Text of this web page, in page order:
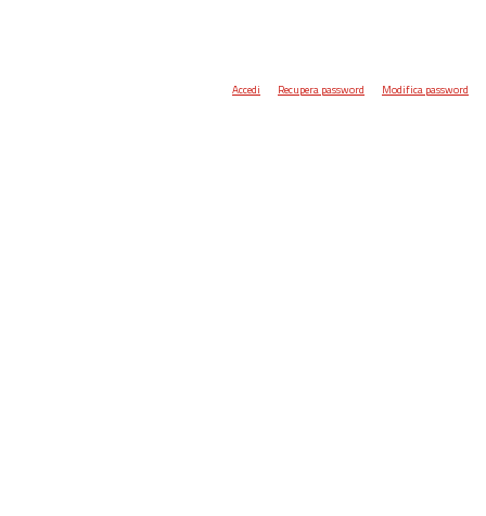
Accedi Recupera password Modifica password